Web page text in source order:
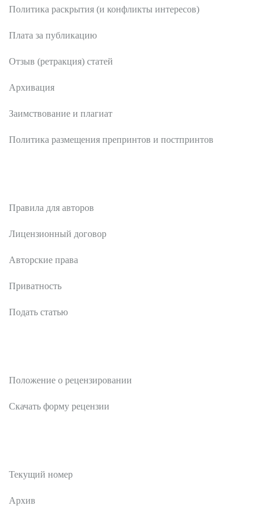
Политика раскрытия (и конфликты интересов)
Плата за публикацию
Отзыв (ретракция) статей
Архивация
Заимствование и плагиат
Политика размещения препринтов и постпринтов
Правила для авторов
Лицензионный договор
Авторские права
Приватность
Подать статью
Положение о рецензировании
Скачать форму рецензии
Текущий номер
Архив